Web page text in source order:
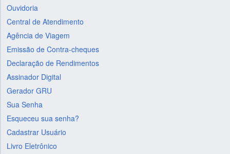
Ouvidoria
Central de Atendimento
Agência de Viagem
Emissão de Contra-cheques
Declaração de Rendimentos
Assinador Digital
Gerador GRU
Sua Senha
Esqueceu sua senha?
Cadastrar Usuário
Livro Eletrônico